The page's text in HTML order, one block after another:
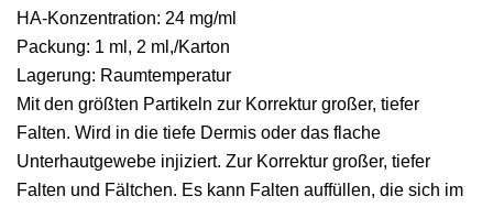
HA-Konzentration: 24 mg/ml
Packung: 1 ml, 2 ml,/Karton
Lagerung: Raumtemperatur
Mit den größten Partikeln zur Korrektur großer, tiefer
Falten. Wird in die tiefe Dermis oder das flache
Unterhautgewebe injiziert. Zur Korrektur großer, tiefer
Falten und Fältchen. Es kann Falten auffüllen, die sich im